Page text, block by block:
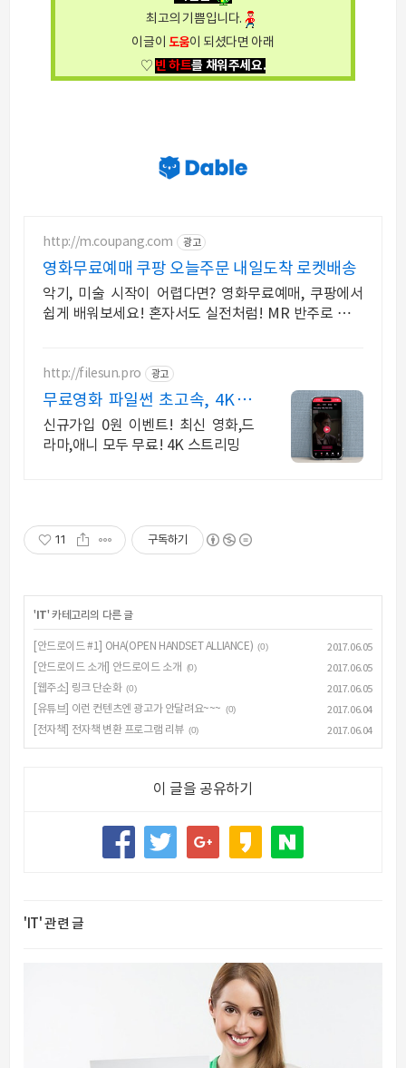
최고의 기쁨입니다.
이글이 도움이 되셨다면 아래
♡ 빈 하트를 채워주세요.
http://m.coupang.com 광고
영화무료예매 쿠팡 오늘주문 내일도착 로켓배송
악기, 미술 시작이 어렵다면? 영화무료예매, 쿠팡에서
쉽게 배워보세요! 혼자서도 실전처럼! MR 반주로 리듬
http://filesun.pro 광고
무료영화 파일썬 초고속, 4K 실
시간 보기!
신규가입 0원 이벤트! 최신 영화,드
라마,애니 모두 무료! 4K 스트리밍
11 구독하기
' IT' 카테고리의 다른 글
[안드로이드 #1] OHA(OPEN HANDSET ALLIANCE) (0)
2017.06.05
[안드로이드 소개] 안드로이드 소개
(0)
2017.06.05
[웹주소] 링크 단순화 (0)
2017.06.05
[유튜브] 이런 컨텐츠엔 광고가 안달려요~~~ (0)
2017.06.04
[전자책] 전자책 변환 프로그램 리뷰 (0) 2017.06.04
이 글을 공유하기
'IT' 관련 글